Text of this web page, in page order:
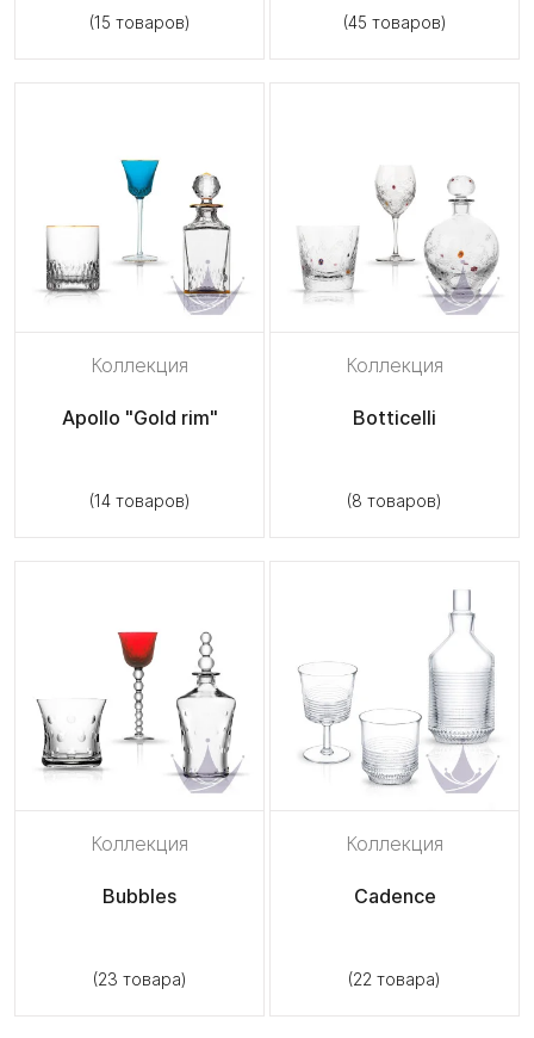
(15 товаров) (45 товаров)
Коллекция
Apollo "Gold rim"
(14 товаров)
Коллекция
Botticelli
(8 товаров)
Коллекция
Bubbles
(23 товара)
Коллекция
Cadence
(22 товара)